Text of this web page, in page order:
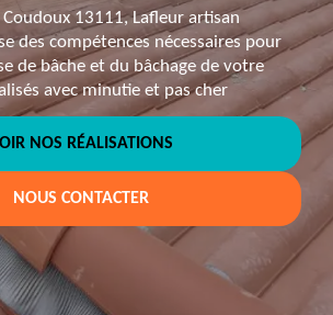
13111, Lafleur artisan
des compétences nécessaires pour
de bâche et du bâchage de votre
avec minutie et pas cher
NOS RÉALISATIONS
NOUS CONTACTER